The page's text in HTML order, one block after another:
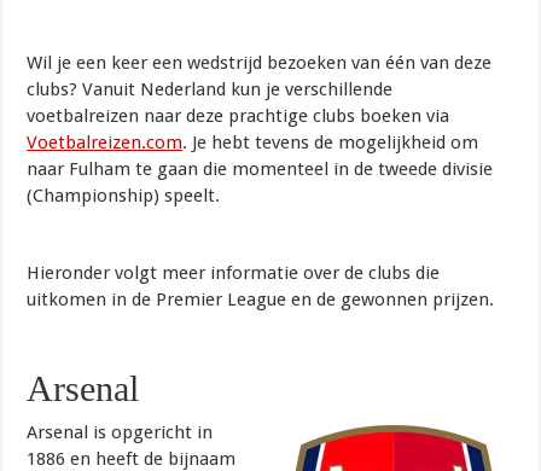
Wil je een keer een wedstrijd bezoeken van één van deze
clubs? Vanuit Nederland kun je verschillende
voetbalreizen naar deze prachtige clubs boeken via
Voetbalreizen.com. Je hebt tevens de mogelijkheid om
naar Fulham te gaan die momenteel in de tweede divisie
(Championship) speelt.
Hieronder volgt meer informatie over de clubs die
uitkomen in de Premier League en de gewonnen prijzen.
Arsenal
Arsenal is opgericht in
1886 en heeft de bijnaam